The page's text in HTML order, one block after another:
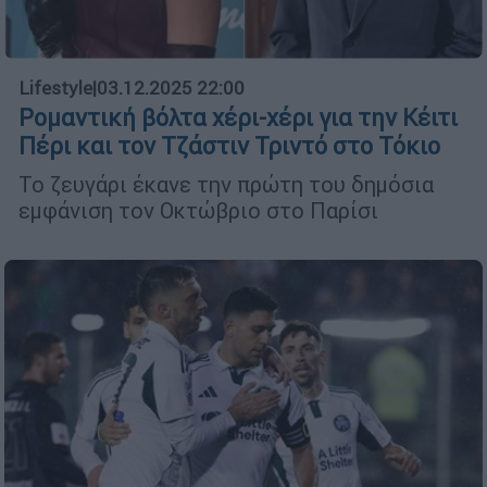
Lifestyle|03.12.2025 22:00
Ρομαντική βόλτα χέρι-χέρι για την Κέιτι
Πέρι και τον Τζάστιν Τριντό στο Τόκιο
Το ζευγάρι έκανε την πρώτη του δημόσια
εμφάνιση τον Οκτώβριο στο Παρίσι